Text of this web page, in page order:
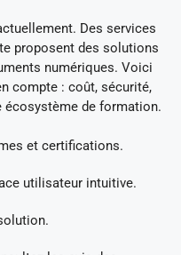
Des services
proposent des solutions
numériques. Voici
compte : coût, sécurité,
écosystème de formation.
et certifications.
utilisateur intuitive.